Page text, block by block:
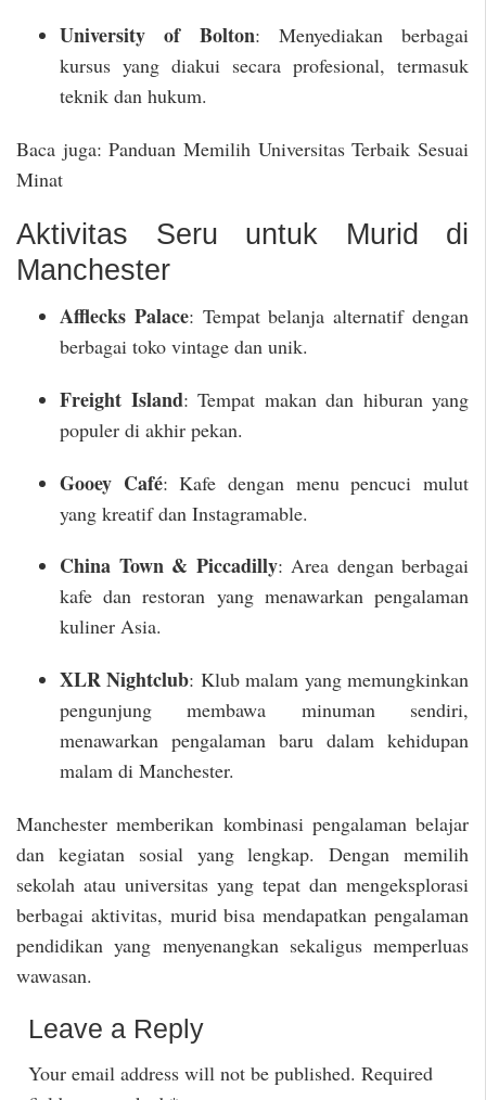
University of Bolton: Menyediakan berbagai
kursus yang diakui secara profesional, termasuk
teknik dan hukum.
Baca juga: Panduan Memilih Universitas Terbaik Sesuai
Minat
Aktivitas Seru untuk Murid di
Manchester
Afflecks Palace: Tempat belanja alternatif dengan
berbagai toko vintage dan unik.
Freight Island: Tempat makan dan hiburan yang
populer di akhir pekan.
Gooey Café: Kafe dengan menu pencuci mulut
yang kreatif dan Instagramable.
China Town & Piccadilly: Area dengan berbagai
kafe dan restoran yang menawarkan pengalaman
kuliner Asia.
XLR Nightclub: Klub malam yang memungkinkan
pengunjung membawa minuman sendiri,
menawarkan pengalaman baru dalam kehidupan
malam di Manchester.
Manchester memberikan kombinasi pengalaman belajar
dan kegiatan sosial yang lengkap. Dengan memilih
sekolah atau universitas yang tepat dan mengeksplorasi
berbagai aktivitas, murid bisa mendapatkan pengalaman
pendidikan yang menyenangkan sekaligus memperluas
wawasan.
Leave a Reply
Your email address will not be published. Required